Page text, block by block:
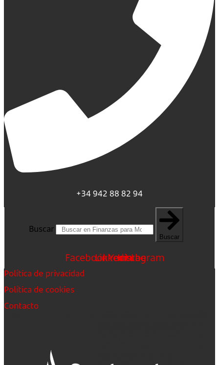
+34 942 88 82 94
Buscar
Buscar
FacebookLinkedin
Youtube
Instagram
Política de privacidad
Política de cookies
Contacto